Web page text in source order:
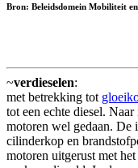
Bron: Beleidsdomein Mobiliteit
~verdieselen:
met betrekking tot
tot een echte diesel.
motoren wel gedaan. De
cilinderkop en
motoren uitgerust met het